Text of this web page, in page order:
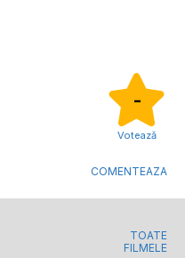
-
Votează
COMENTEAZA
TOATE
FILMELE